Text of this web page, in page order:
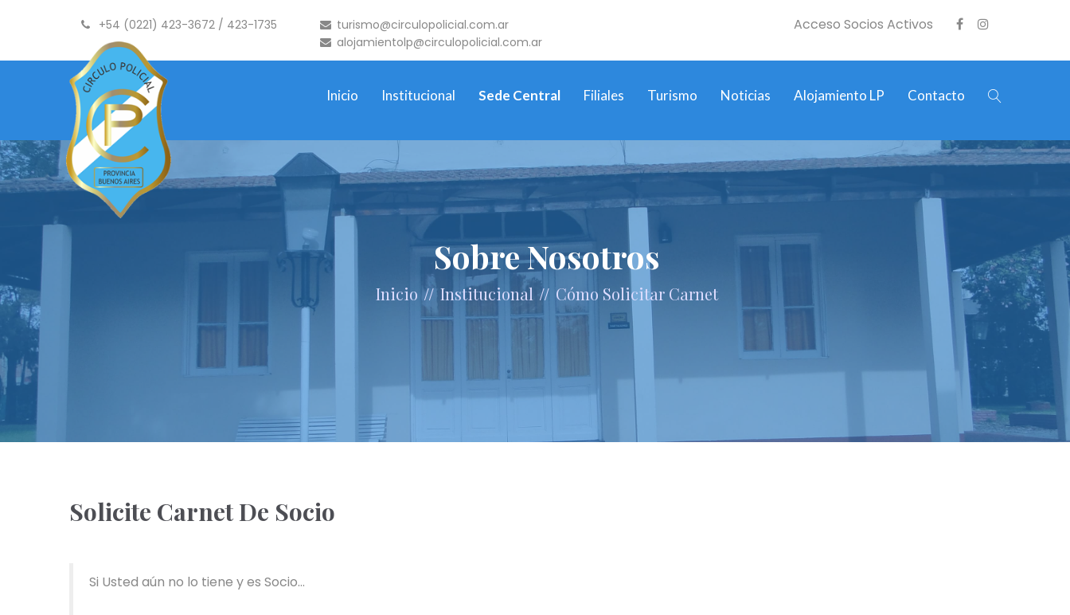
+54 (0221) 423-3672 / 423-1735
turismo@circulopolicial.com.ar
alojamientolp@circulopolicial.com.ar
Acceso Socios Activos
Inicio Institucional Sede Central Filiales Turismo Noticias Alojamiento LP Contacto
Sobre Nosotros
Inicio // Institucional // Cómo Solicitar Carnet
Solicite Carnet De Socio
Si Usted aún no lo tiene y es Socio...